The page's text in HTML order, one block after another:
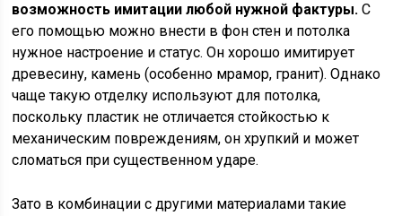
возможность имитации любой нужной фактуры. С
его помощью можно внести в фон стен и потолка
нужное настроение и статус. Он хорошо имитирует
древесину, камень (особенно мрамор, гранит). Однако
чаще такую отделку используют для потолка,
поскольку пластик не отличается стойкостью к
механическим повреждениям, он хрупкий и может
сломаться при существенном ударе.
Зато в комбинации с другими материалами такие